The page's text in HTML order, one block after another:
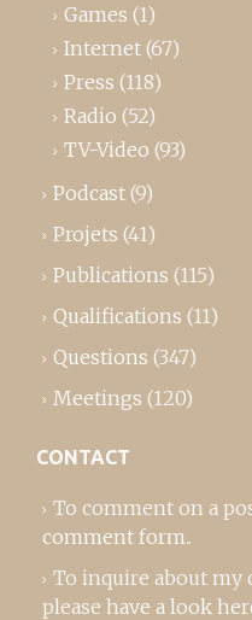
Games (1)
Internet (67)
Press (118)
Radio (52)
TV-Video (93)
Podcast (9)
Projets (41)
Publications (115)
Qualifications (11)
Questions (347)
Meetings (120)
CONTACT
To comment on a
comment form..
To inquire about my
please have a look